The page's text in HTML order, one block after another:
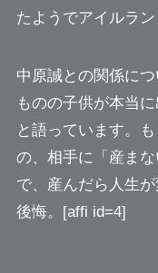
たようでアイルラン
中原誠との関係に
ものの子供が本当
と語っています。
の、相手に「産ま
で、産んだら人生
後悔。[affi id=4]